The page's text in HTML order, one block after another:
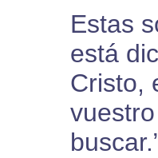
Estas
está
Cristo,